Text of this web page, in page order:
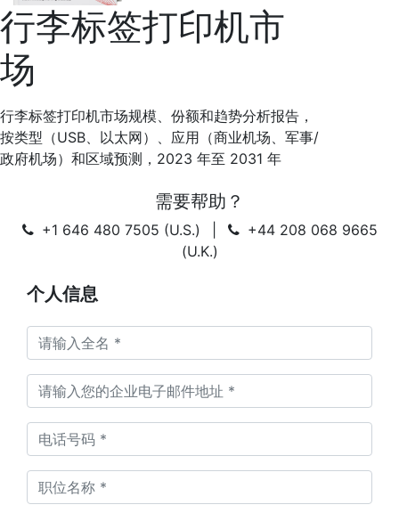
行李标签打印机市
场
行李标签打印机市场规模、份额和趋势分析报告，
按类型（USB、以太网）、应用（商业机场、军事/
政府机场）和区域预测，2023 年至 2031 年
需要帮助？
+1 646 480 7505 (U.S.)
+44 208 068 9665
(U.K.)
个人信息